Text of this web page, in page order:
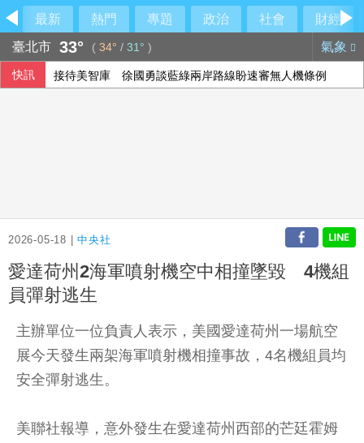
最新 熱門 專題 政治 社會
財經
臺北市 33° ( 34° / 31° ) 氣象
快訊 接待美智庫 徐國勇談藍綠兩岸路線盼速審無人機條例
2026-05-18 |中央社
愛達荷州2海軍噴射機空中相撞墜毀 4機組
員彈射逃生
主辦單位一位負責人表示，美國愛達荷州一場航空
展今天發生兩架海軍噴射機相撞事故，4名機組員均
安全彈射逃生。
美聯社報導，意外發生在愛達荷州西部的芒廷霍姆